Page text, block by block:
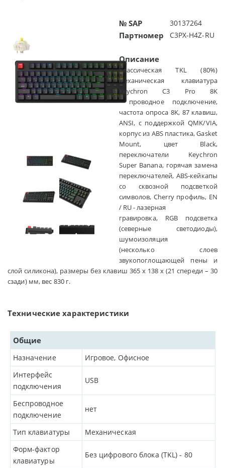
№ SAP 30137264
Партномер C3PX-H4Z-RU
Описание
Классическая TKL (80%)
механическая клавиатура
Keychron C3 Pro 8K
- проводное подключение,
частота опроса 8K, 87 клавиш,
ANSI, с поддержкой QMK/VIA,
корпус из ABS пластика, Gasket
Mount, цвет Black,
переключатели Keychron
Super Banana, горячая замена
переключателей, ABS-кейкапы
со сквозной подсветкой
символов, Cherry профиль, EN
/ RU - лазерная
гравировка, RGB подсветка
(северные светодиоды),
шумоизоляция
(несколько слоев
звукопоглощающей пены и
слой силикона), размеры без клавиш 365 x 138 x (21 спереди – 30
сзади) мм, вес 830 г.
Технические характеристики
Общие
Назначение
Игровое, Офисное
Интерфейс
подключения
USB
Беспроводное
подключение
нет
Тип клавиатуры
Механическая
Форм-фактор
клавиатуры
Без цифрового блока (TKL) - 80